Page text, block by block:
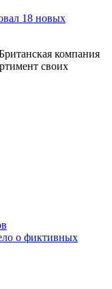
18 новых
компания
своих
о фиктивных